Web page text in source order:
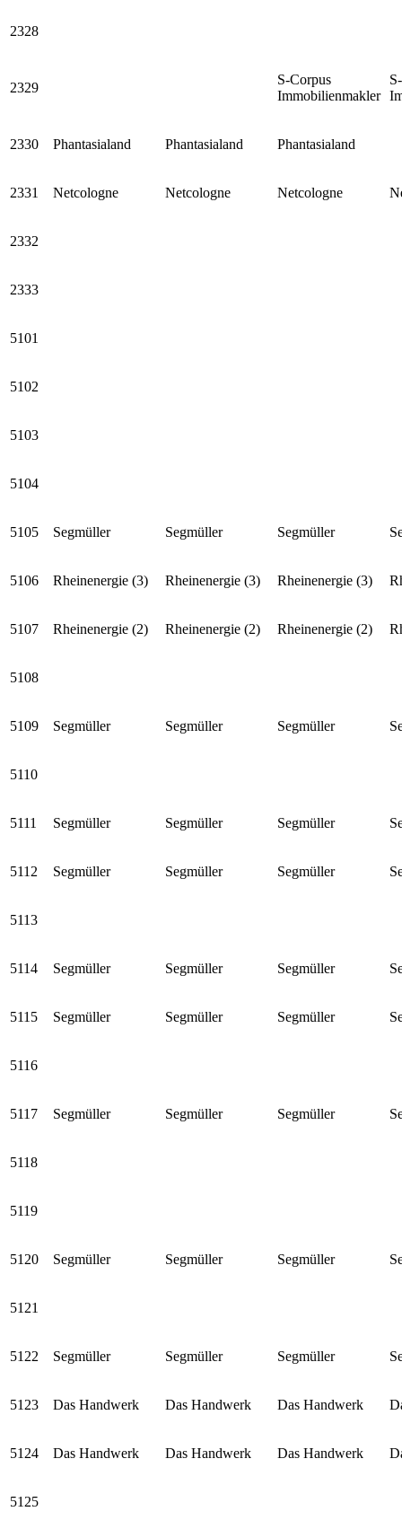
2328
2329
S-Corpus
Immobilienmakler
2330 Phantasialand Phantasialand Phantasialand
2331 Netcologne Netcologne Netcologne
2332
2333
5101
5102
5103
5104
5105 Segmüller Segmüller Segmüller
5106 Rheinenergie (3) Rheinenergie (3) Rheinenergie (3)
5107 Rheinenergie (2) Rheinenergie (2) Rheinenergie (2)
5108
5109 Segmüller Segmüller Segmüller
5110
5111 Segmüller Segmüller Segmüller
5112 Segmüller Segmüller Segmüller
5113
5114 Segmüller Segmüller Segmüller
5115 Segmüller Segmüller Segmüller
5116
5117 Segmüller Segmüller Segmüller
5118
5119
5120 Segmüller Segmüller Segmüller
5121
5122 Segmüller Segmüller Segmüller
5123 Das Handwerk Das Handwerk Das Handwerk
5124 Das Handwerk Das Handwerk Das Handwerk
5125